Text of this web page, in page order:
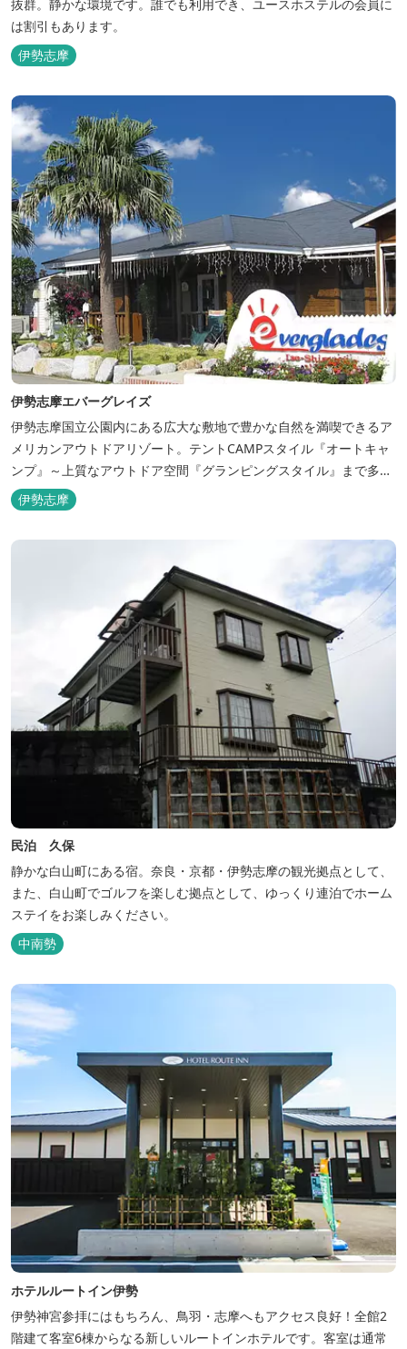
抜群。静かな環境です。誰でも利用でき、ユースホステルの会員に
は割引もあります。
伊勢志摩
伊勢志摩エバーグレイズ
伊勢志摩国立公園内にある広大な敷地で豊かな自然を満喫できるア
メリカンアウトドアリゾート。テントCAMPスタイル『オートキャ
ンプ』～上質なアウトドア空間『グランピングスタイル』まで多彩
な宿泊スタイルを体験できます。 場内ではキッズイベント＆アクテ
ィビティーが人気！365日開催のアメリカンカルチャーを取り入れ
たキッズイベント、カナディアンカヌー、ペダルボート、ファンサ
伊勢志摩
民泊 久保
静かな白山町にある宿。奈良・京都・伊勢志摩の観光拠点として、
また、白山町でゴルフを楽しむ拠点として、ゆっくり連泊でホーム
ステイをお楽しみください。
中南勢
ホテルルートイン伊勢
伊勢神宮参拝にはもちろん、鳥羽・志摩へもアクセス良好！全館2
階建て客室6棟からなる新しいルートインホテルです。客室は通常